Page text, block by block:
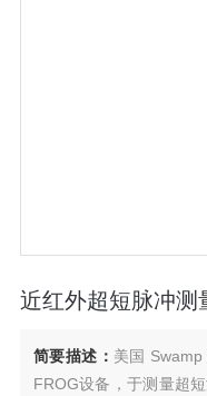
近红外超短脉冲测
简要描述： 美国
FROG设备，于测量超